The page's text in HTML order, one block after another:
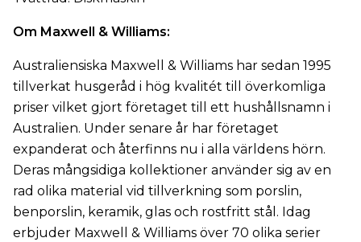
Om Maxwell & Williams:
Australiensiska Maxwell & Williams har sedan 1995
tillverkat husgeråd i hög kvalitét till överkomliga
priser vilket gjort företaget till ett hushållsnamn i
Australien. Under senare år har företaget
expanderat och återfinns nu i alla världens hörn.
Deras mångsidiga kollektioner använder sig av en
rad olika material vid tillverkning som porslin,
benporslin, keramik, glas och rostfritt stål. Idag
erbjuder Maxwell & Williams över 70 olika serier